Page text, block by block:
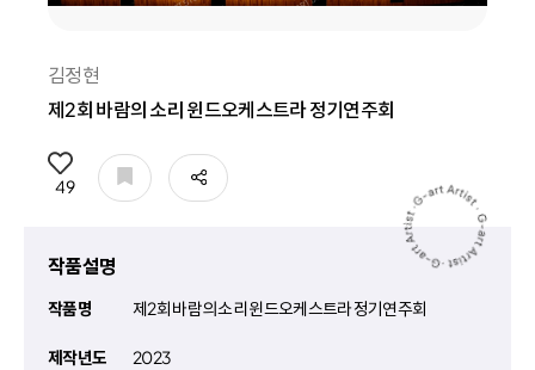
김정현
제2회 바람의 소리 윈드오케스트라 정기연주회
49 공유
작품설명
작품명 제2회 바람의 소리 윈드오케스트라 정기연주회
제작년도 2023